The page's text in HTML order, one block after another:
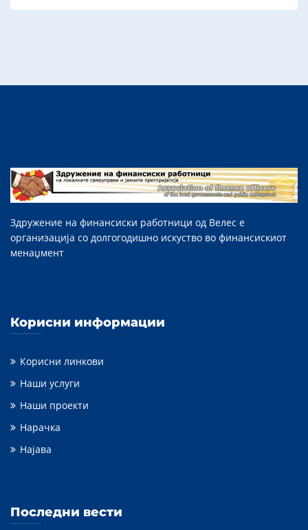
Здружение на финансиски работници од Велес е
организација со долгогодишно искуство во финансискиот
менаџмент
Корисни информации
Корисни линкови
Наши услуги
Наши проекти
Нарачка
Најава
Последни вести